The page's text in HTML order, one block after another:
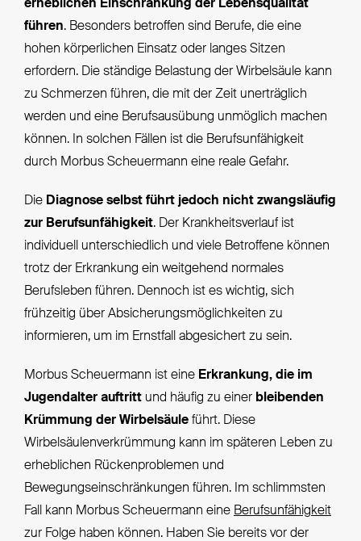
erheblichen Einschränkung der Lebensqualität
führen. Besonders betroffen sind Berufe, die eine
hohen körperlichen Einsatz oder langes Sitzen
erfordern. Die ständige Belastung der Wirbelsäule kann
zu Schmerzen führen, die mit der Zeit unerträglich
werden und eine Berufsausübung unmöglich machen
können. In solchen Fällen ist die Berufsunfähigkeit
durch Morbus Scheuermann eine reale Gefahr.
Die Diagnose selbst führt jedoch nicht zwangsläufig
zur Berufsunfähigkeit. Der Krankheitsverlauf ist
individuell unterschiedlich und viele Betroffene können
trotz der Erkrankung ein weitgehend normales
Berufsleben führen. Dennoch ist es wichtig, sich
frühzeitig über Absicherungsmöglichkeiten zu
informieren, um im Ernstfall abgesichert zu sein.
Morbus Scheuermann ist eine Erkrankung, die im
Jugendalter auftrittund häufig zu einer bleibenden
Krümmung der Wirbelsäuleführt. Diese
Wirbelsäulenverkrümmung kann im späteren Leben zu
erheblichen Rückenproblemen und
Bewegungseinschränkungen führen. Im schlimmsten
Fall kann Morbus Scheuermann eine Berufsunfähigkeit
zur Folge haben können. Haben Sie bereits vor der